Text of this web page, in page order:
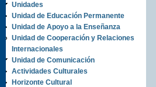
Unidades
Unidad de Educación Permanente
Unidad de Apoyo a la Enseñanza
Unidad de Cooperación y Relaciones
Internacionales
Unidad de Comunicación
Actividades Culturales
Horizonte Cultural